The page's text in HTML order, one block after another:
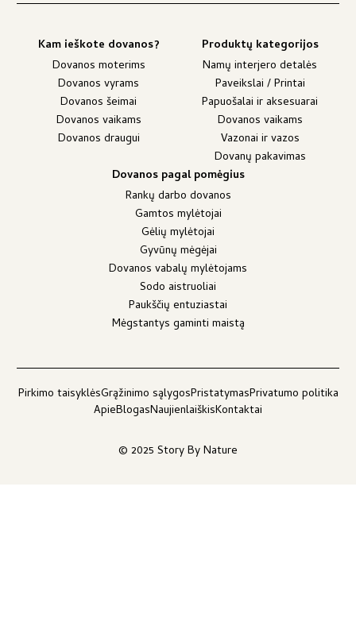
Kam ieškote dovanos?
Dovanos moterims
Dovanos vyrams
Dovanos šeimai
Dovanos vaikams
Dovanos draugui
Produktų kategorijos
Namų interjero detalės
Paveikslai / Printai
Papuošalai ir aksesuarai
Dovanos vaikams
Vazonai ir vazos
Dovanų pakavimas
Dovanos pagal pomėgius
Rankų darbo dovanos
Gamtos mylėtojai
Gėlių mylėtojai
Gyvūnų mėgėjai
Dovanos vabalų mylėtojams
Sodo aistruoliai
Paukščių entuziastai
Mėgstantys gaminti maistą
© 2025 Story By Nature
Pirkimo taisyklėsGrąžinimo sąlygosPristatymasPrivatumo politika
ApieBlogasNaujienlaiškisKontaktai